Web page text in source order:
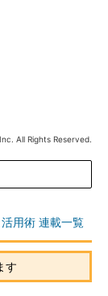
All Rights Reserved.
用術 連載一覧
す